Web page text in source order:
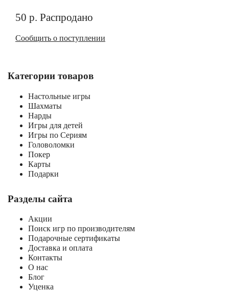
50 р. Распродано
Сообщить о поступлении
Категории товаров
Настольные игры
Шахматы
Нарды
Игры для детей
Игры по Сериям
Головоломки
Покер
Карты
Подарки
Разделы сайта
Акции
Поиск игр по производителям
Подарочные сертификаты
Доставка и оплата
Контакты
О нас
Блог
Уценка